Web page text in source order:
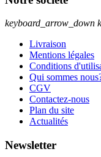
keyboard_arrow_down
Livraison
Mentions légales
Conditions
Qui sommes
CGV
Contactez-nous
Plan du site
Actualités
Newsletter